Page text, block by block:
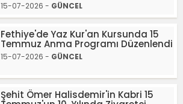
15-07-2026 - GÜNCEL
Fethiye'de Yaz Kur'an Kursunda 15
Temmuz Anma Programı Düzenlendi
15-07-2026 - GÜNCEL
Şehit Ömer Halisdemir'in Kabri 15